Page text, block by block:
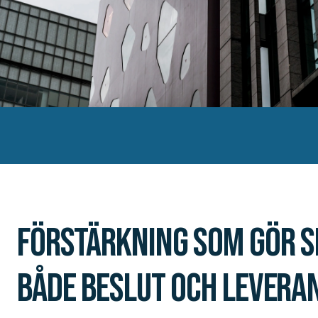
Förstärkning som gör
både beslut och